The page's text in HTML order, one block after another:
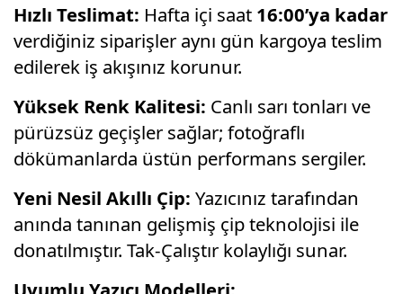
Hızlı Teslimat: Hafta içi saat 16:00’ya kadar
verdiğiniz siparişler aynı gün kargoya teslim
edilerek iş akışınız korunur.
Yüksek Renk Kalitesi: Canlı sarı tonları ve
pürüzsüz geçişler sağlar; fotoğraflı
dökümanlarda üstün performans sergiler.
Yeni Nesil Akıllı Çip: Yazıcınız tarafından
anında tanınan gelişmiş çip teknolojisi ile
donatılmıştır. Tak-Çalıştır kolaylığı sunar.